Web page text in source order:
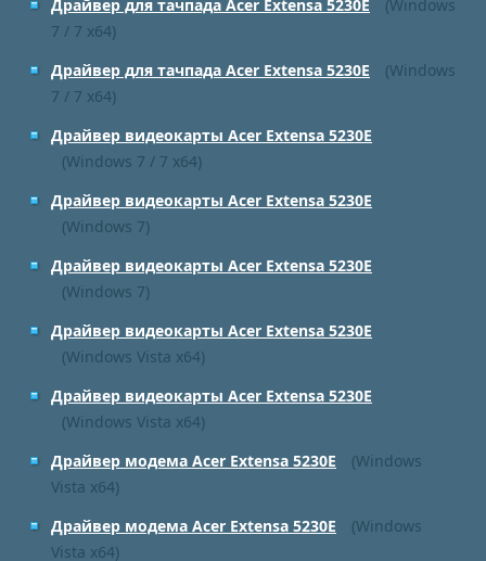
Драйвер для тачпада Acer Extensa 5230E
(Windows
7 / 7 x64)
Драйвер для тачпада Acer Extensa 5230E
(Windows
7 / 7 x64)
Драйвер видеокарты Acer Extensa 5230E
(Windows 7 / 7 x64)
Драйвер видеокарты Acer Extensa 5230E
(Windows 7)
Драйвер видеокарты Acer Extensa 5230E
(Windows 7)
Драйвер видеокарты Acer Extensa 5230E
(Windows Vista x64)
Драйвер видеокарты Acer Extensa 5230E
(Windows Vista x64)
Драйвер модема Acer Extensa 5230E
(Windows
Vista x64)
Драйвер модема Acer Extensa 5230E
(Windows
Vista x64)